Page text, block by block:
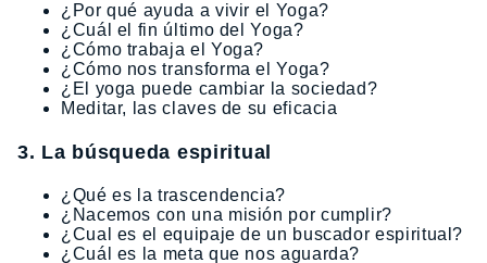
¿Por qué ayuda a vivir el Yoga?
¿Cuál el fin último del Yoga?
¿Cómo trabaja el Yoga?
¿Cómo nos transforma el Yoga?
¿El yoga puede cambiar la sociedad?
Meditar, las claves de su eficacia
3. La búsqueda espiritual
¿Qué es la trascendencia?
¿Nacemos con una misión por cumplir?
¿Cual es el equipaje de un buscador espiritual?
¿Cuál es la meta que nos aguarda?